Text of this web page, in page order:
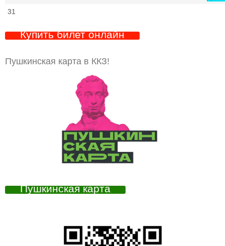
31
Купить билет онлайн
Пушкинская карта в ККЗ!
Пушкинская карта